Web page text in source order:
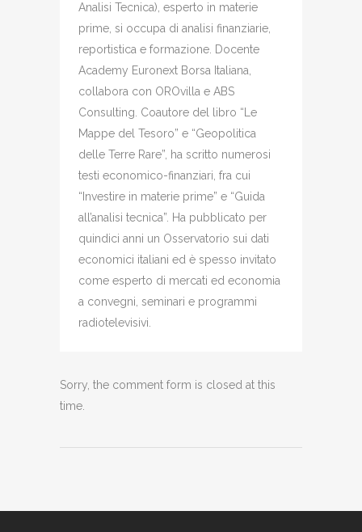
Analisi Tecnica), esperto in materie
prime, si occupa di analisi finanziarie,
reportistica e formazione. Docente
Academy Euronext Borsa Italiana,
collabora con OROvilla e ABS
Consulting. Coautore del libro “Le
Mappe del Tesoro” e “Geopolitica
delle Terre Rare”, ha scritto numerosi
testi economico-finanziari, fra cui
“Investire in materie prime” e “Guida
all’analisi tecnica”. Ha pubblicato per
quindici anni un Osservatorio sui dati
economici italiani ed è spesso invitato
come esperto di mercati ed economia
a convegni, seminari e programmi
radiotelevisivi.
Sorry, the comment form is closed at this
time.